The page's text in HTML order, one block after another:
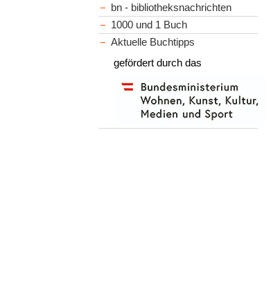
bn - bibliotheksnachrichten
1000 und 1 Buch
Aktuelle Buchtipps
gefördert durch das